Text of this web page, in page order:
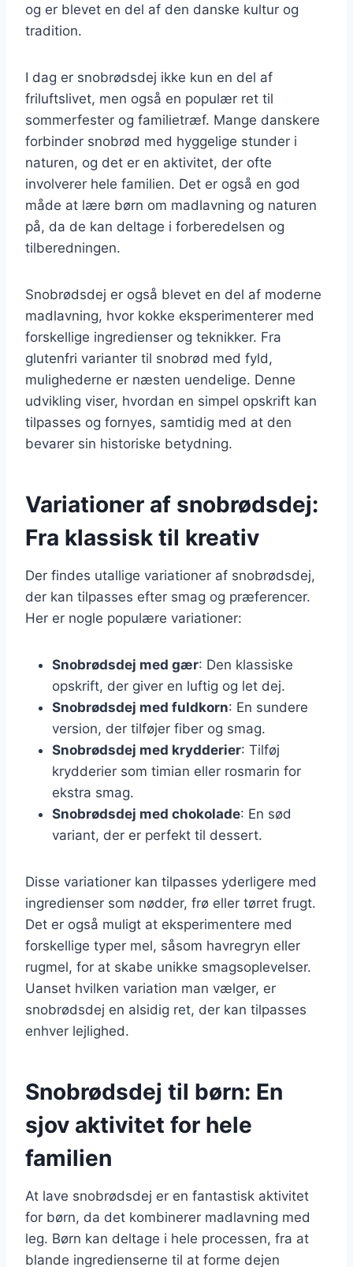
og er blevet en del af den danske kultur og
tradition.
I dag er snobrødsdej ikke kun en del af
friluftslivet, men også en populær ret til
sommerfester og familietræf. Mange danskere
forbinder snobrød med hyggelige stunder i
naturen, og det er en aktivitet, der ofte
involverer hele familien. Det er også en god
måde at lære børn om madlavning og naturen
på, da de kan deltage i forberedelsen og
tilberedningen.
Snobrødsdej er også blevet en del af moderne
madlavning, hvor kokke eksperimenterer med
forskellige ingredienser og teknikker. Fra
glutenfri varianter til snobrød med fyld,
mulighederne er næsten uendelige. Denne
udvikling viser, hvordan en simpel opskrift kan
tilpasses og fornyes, samtidig med at den
bevarer sin historiske betydning.
Variationer af snobrødsdej:
Fra klassisk til kreativ
Der findes utallige variationer af snobrødsdej,
der kan tilpasses efter smag og præferencer.
Her er nogle populære variationer:
Snobrødsdej med gær: Den klassiske
opskrift, der giver en luftig og let dej.
Snobrødsdej med fuldkorn: En sundere
version, der tilføjer fiber og smag.
Snobrødsdej med krydderier: Tilføj
krydderier som timian eller rosmarin for
ekstra smag.
Snobrødsdej med chokolade: En sød
variant, der er perfekt til dessert.
Disse variationer kan tilpasses yderligere med
ingredienser som nødder, frø eller tørret frugt.
Det er også muligt at eksperimentere med
forskellige typer mel, såsom havregryn eller
rugmel, for at skabe unikke smagsoplevelser.
Uanset hvilken variation man vælger, er
snobrødsdej en alsidig ret, der kan tilpasses
enhver lejlighed.
Snobrødsdej til børn: En
sjov aktivitet for hele
familien
At lave snobrødsdej er en fantastisk aktivitet
for børn, da det kombinerer madlavning med
leg. Børn kan deltage i hele processen, fra at
blande ingredienserne til at forme dejen